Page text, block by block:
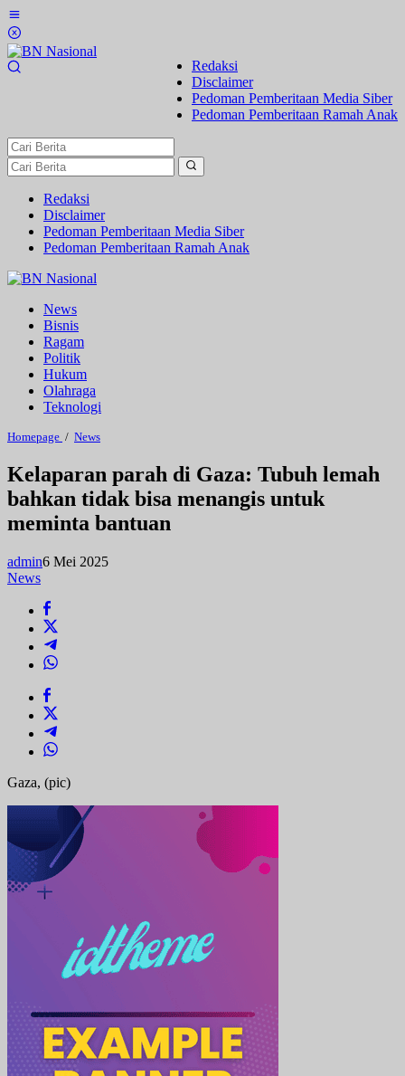
Lewati
ke
konten
Redaksi
Disclaimer
Pedoman Pemberitaan Media Siber
Pedoman Pemberitaan Ramah Anak
Redaksi
Disclaimer
Pedoman Pemberitaan Media Siber
Pedoman Pemberitaan Ramah Anak
News
Bisnis
Ragam
Politik
Hukum
Olahraga
Teknologi
Homepage / NewsKelaparan
Gaza:
Tubuh
lemah
bahkan
menangis
Kelaparan parah di Gaza: Tubuh lemah
bahkan tidak bisa menangis untuk
meminta bantuan
admin6 Mei 2025
News
Gaza, (pic)